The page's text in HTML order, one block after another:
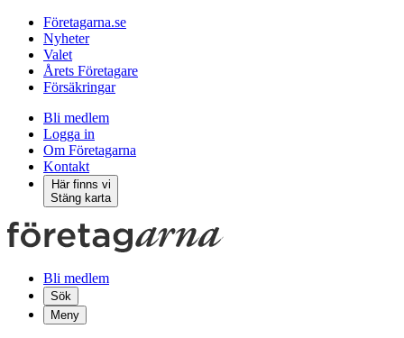
Företagarna.se
Nyheter
Valet
Årets Företagare
Försäkringar
Bli medlem
Logga in
Om Företagarna
Kontakt
Här finns vi
Stäng karta
Bli medlem
Sök
Meny